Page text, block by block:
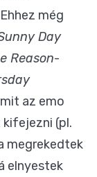
még
Day
Reason-
az emo
(pl.
megrekedtek
elnyestek